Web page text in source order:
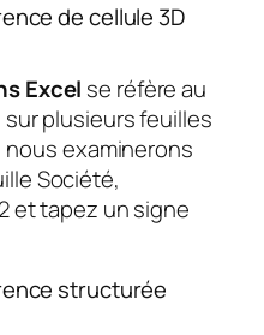
de cellule 3D
Excel se réfère au
plusieurs feuilles
nous examinerons
Société,
et tapez un signe
structurée